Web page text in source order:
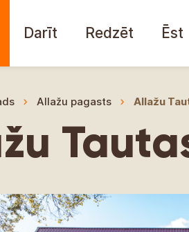
Darīt Redzēt Ēst
Allažu pagasts Allažu